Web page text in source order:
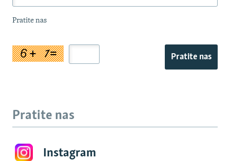
Pratite nas
Pratite nas
Pratite nas
Instagram